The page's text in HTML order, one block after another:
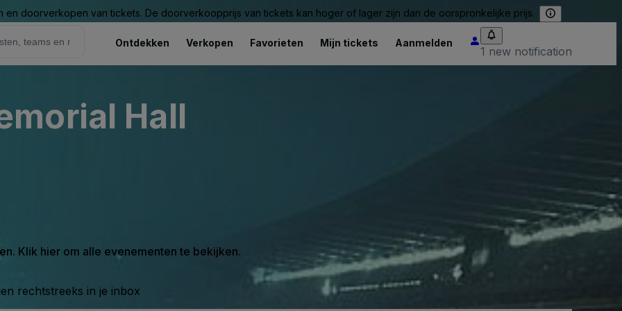
doorverkopen van tickets. De doorverkoopprijs van tickets kan hoger of lager zijn dan de oorspronkelijke prijs.
Ontdekken Verkopen Favorieten Mijn tickets Aanmelden
1 new notification
Hall
Klik hier om alle evenementen te bekijken.
rechtstreeks in je inbox